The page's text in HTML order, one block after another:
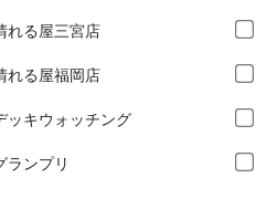
れる屋三宮店
れる屋福岡店
ッキウォッチング
ランプリ